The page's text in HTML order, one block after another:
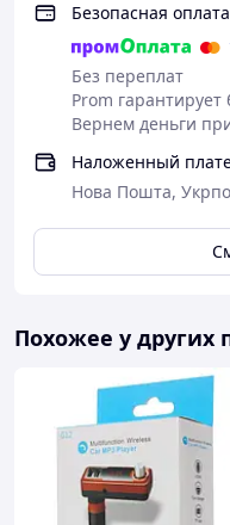
Безопасная
Без переплат
Prom гарантирует
Вернем деньги
Наложенный
Нова Пошта,
Похожее у других